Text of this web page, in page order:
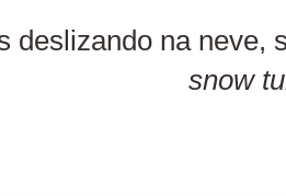
deslizando na neve,
snow